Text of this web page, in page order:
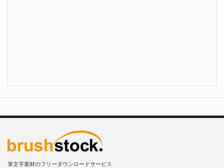
筆文字素材のフリーダウンロードサービス